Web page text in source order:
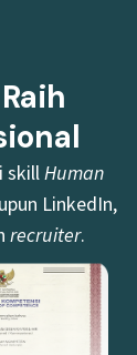
skillHuman
LinkedIn,
recruiter.